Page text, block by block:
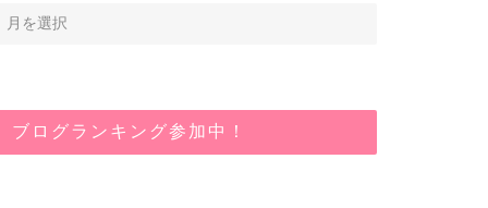
ブログランキング参加中！